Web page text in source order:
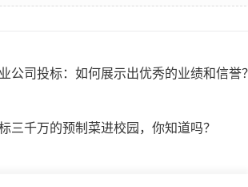
业公司投标：如何展示出优秀的业绩和信誉
三千万的预制菜进校园，你知道吗？